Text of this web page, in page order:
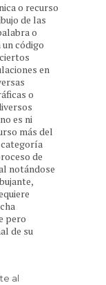
o recurso
de las
o
código
en
o
es ni
más del
categoría
de
notándose
pero
de su
al